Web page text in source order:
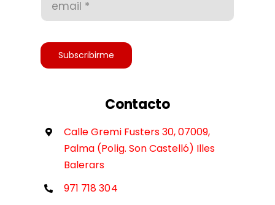
Accesibilidad
Subscribirme
Contacto
Calle Gremi Fusters 30, 07009,
Palma (Polig. Son Castelló) Illes
Balerars
971 718 304